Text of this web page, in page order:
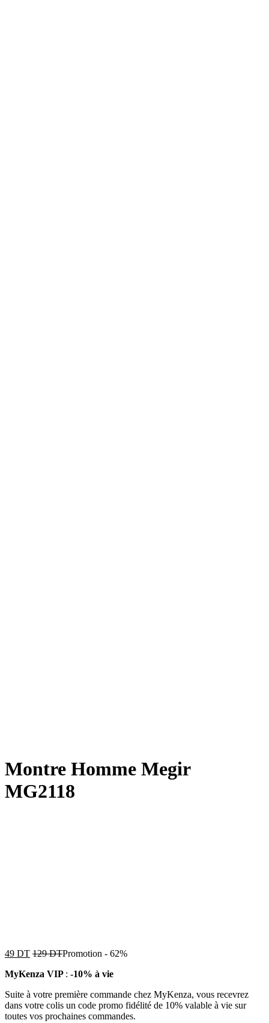
Montre Homme Megir
MG2118
49 DT 129DTPromotion - 62%
MyKenza VIP : -10% à vie
Suite à votre première commande chez MyKenza, vous recevrez
dans votre colis un code promo fidélité de 10% valable à vie sur
toutes vos prochaines commandes.